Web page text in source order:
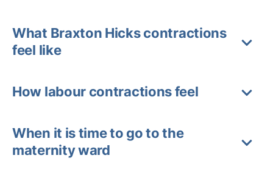
What Braxton Hicks contractions
feel like
How labour contractions feel
When it is time to go to the
maternity ward